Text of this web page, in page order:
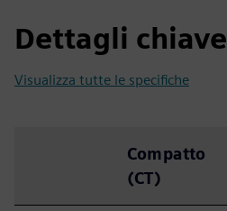
Dettagli chiave
Visualizza tutte le specifiche
Compatto
(CT)